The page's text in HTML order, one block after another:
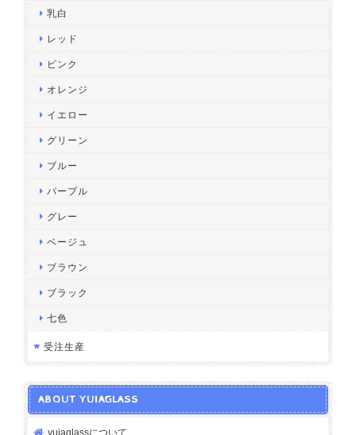
乳白
レッド
ピンク
オレンジ
イエロー
グリーン
ブルー
パープル
グレー
ベージュ
ブラウン
ブラック
七色
受注生産
ABOUT YUIAGLASS
yuiaglassについて